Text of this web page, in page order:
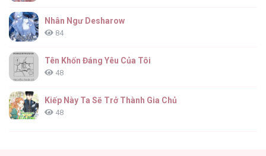
Nhân Ngư Desharow
84
Tên Khốn Đáng Yêu Của Tôi
48
Kiếp Này Ta Sẽ Trở Thành Gia Chủ
48